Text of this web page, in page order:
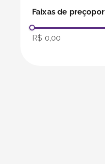
Transporte
Faixas de preço
R$ 0,00